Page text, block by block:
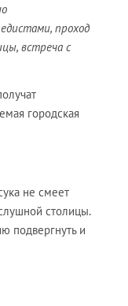
проход
встреча с
городская
не смеет
столицы.
подвергнуть и